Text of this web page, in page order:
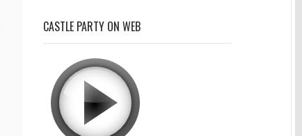
CASTLE PARTY ON WEB